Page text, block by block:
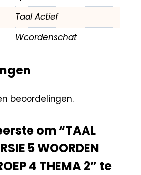
Taal Actief
Woordenschat
beoordelingen.
om “TAAL
5 WOORDEN
4 THEMA 2” te